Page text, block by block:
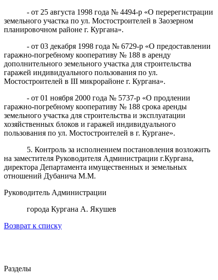
- от 25 августа 1998 года № 4494-р «О перерегистрации
земельного участка по ул. Мостостроителей в Заозерном
планировочном районе г. Кургана».
- от 03 декабря 1998 года № 6729-р «О предоставлении
гаражно-погребному кооперативу № 188 в аренду
дополнительного земельного участка для строительства
гаражей индивидуального пользования по ул.
Мостостроителей в III микрорайоне г. Кургана».
- от 01 ноября 2000 года № 5737-р «О продлении
гаражно-погребному кооперативу № 188 срока аренды
земельного участка для строительства и эксплуатации
хозяйственных блоков и гаражей индивидуального
пользования по ул. Мостостроителей в г. Кургане».
5. Контроль за исполнением постановления возложить
на заместителя Руководителя Администрации г.Кургана,
директора Департамента имущественных и земельных
отношений Дубанича М.М.
Руководитель Администрации
города Кургана А. Якушев
Возврат к списку
Разделы